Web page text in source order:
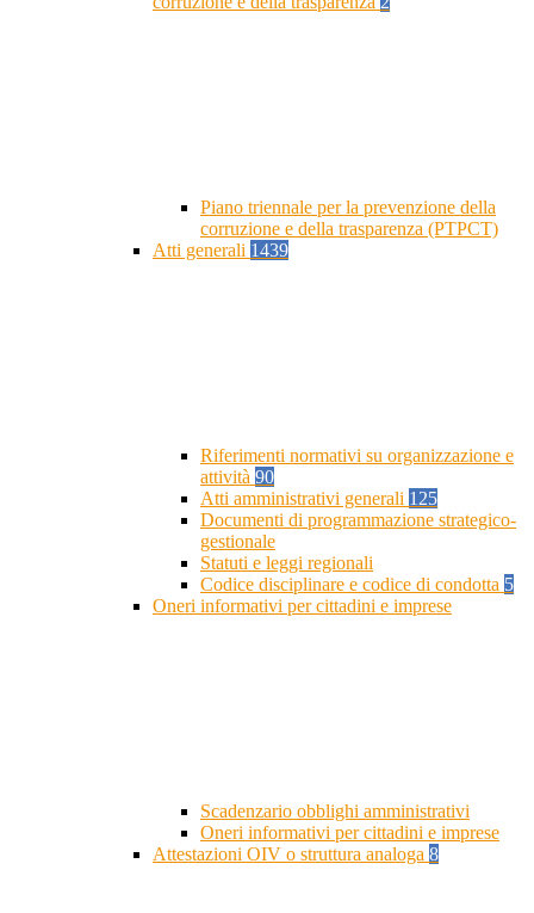
Piano triennale per la prevenzione della
corruzione e della trasparenza (PTPCT)
Atti generali 1439
Riferimenti normativi su organizzazione e
attività 90
Atti amministrativi generali 125
Documenti di programmazione strategico-
gestionale
Statuti e leggi regionali
Codice disciplinare e codice di condotta 5
Oneri informativi per cittadini e imprese
Scadenzario obblighi amministrativi
Oneri informativi per cittadini e imprese
Attestazioni OIV o struttura analoga 8